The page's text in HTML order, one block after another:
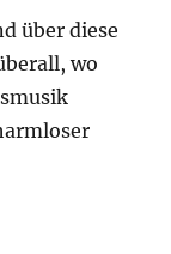
über diese
wo